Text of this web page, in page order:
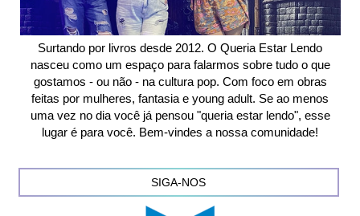
Surtando por livros desde 2012. O Queria Estar Lendo
nasceu como um espaço para falarmos sobre tudo o que
gostamos - ou não - na cultura pop. Com foco em obras
feitas por mulheres, fantasia e young adult. Se ao menos
uma vez no dia você já pensou "queria estar lendo", esse
lugar é para você. Bem-vindes a nossa comunidade!
SIGA-NOS